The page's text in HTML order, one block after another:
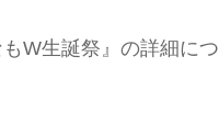
W生誕祭』の詳細につ